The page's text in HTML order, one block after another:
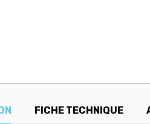
FICHE TECHNIQUE